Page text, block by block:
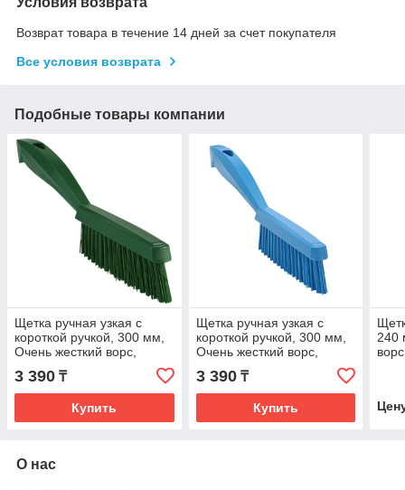
Возврат товара в течение 14 дней за счет покупателя
Все условия возврата
Подобные товары компании
Щетка ручная узкая с
короткой ручкой, 300 мм,
Очень жесткий ворс,
зеленый цвет
3 390 ₸
Купить
Щетка ручная узкая с
короткой ручкой, 300 мм,
Очень жесткий ворс,
синий цвет
3 390₸
Купить
240
О нас